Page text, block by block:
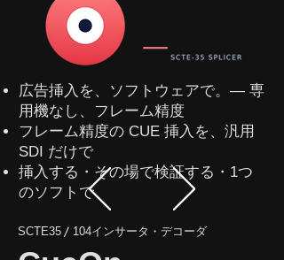
広告挿入を、ソフトウェアで。— 専
用機なし、フレーム精度
フレーム精度の CUE 挿入を、汎用
SDI だけで
挿入する・その場で検証する・1つ
のソフトで
SCTE35〳104インサータ・デコーダ